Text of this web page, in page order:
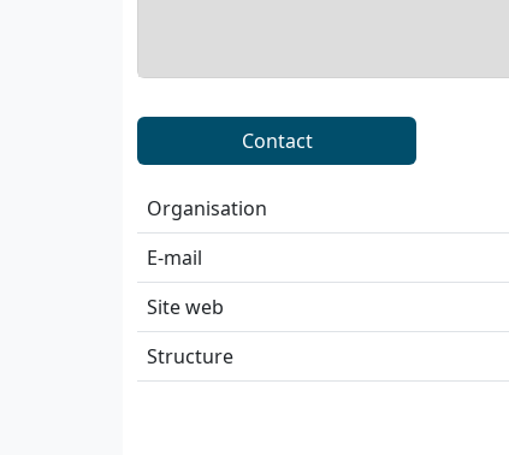
Contact
Organisation
E-mail
Site web
Structure